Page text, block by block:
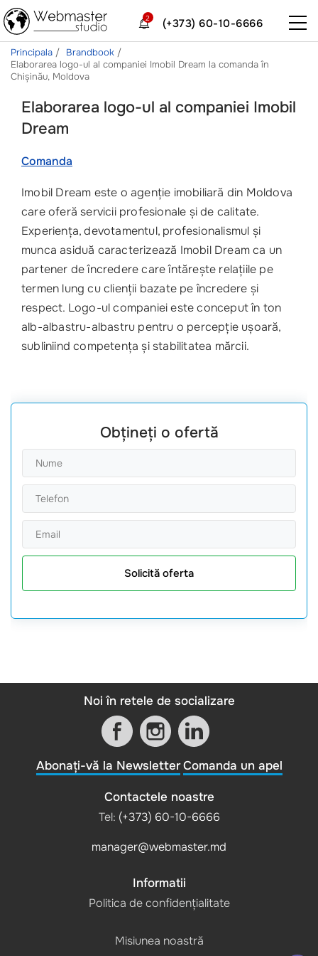
(+373) 60-10-6666
2
Principala
Brandbook
Elaborarea logo-ul al companiei Imobil Dream la comanda în
Chișinău, Moldova
Elaborarea logo-ul al companiei Imobil
Dream
Comanda
Imobil Dream este o agenție imobiliară din Moldova
care oferă servicii profesionale și de calitate.
Experiența, devotamentul, profesionalismul și
munca asiduă caracterizează Imobil Dream ca un
partener de încredere care întărește relațiile pe
termen lung cu clienții bazate pe încredere și
respect. Logo-ul companiei este conceput în ton
alb-albastru-albastru pentru o percepție ușoară,
subliniind competența și stabilitatea mărcii.
Obțineți o ofertă
Solicită oferta
Noi în retele de socializare
Abonați-vă la Newsletter Comanda un apel
Contactele noastre
Tel: (+373) 60-10-6666
manager@webmaster.md
Informatii
Politica de confidențialitate
Misiunea noastră